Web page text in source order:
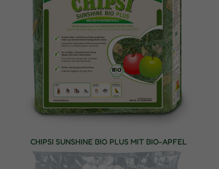
CHIPSI SUNSHINE BIO PLUS MIT BIO-APFEL